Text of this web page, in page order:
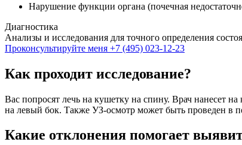
Нарушение функции органа (почечная
Диагностика
Анализы и исследования для точного определения
Проконсультируйте меня +7 (495) 023-12-23
Как проходит исследование?
Вас попросят лечь на кушетку на спину. Врач нанесет
на левый бок. Также УЗ-осмотр может быть проведен в
Какие отклонения помогает